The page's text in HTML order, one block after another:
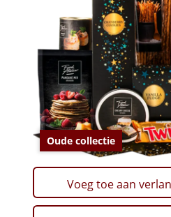
Oude collectie
Voeg toe aan